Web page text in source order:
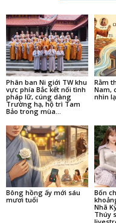
Phân ban Ni giới TW khu
vực phía Bắc kết nối tình
pháp lữ, cúng dàng
Trường hạ, hộ trì Tam
Bảo trong mùa...
Rằm
Nam,
nhìn
Bông hồng ấy mới sáu
mươi tuổi
Bốn
Nhã
Thúy